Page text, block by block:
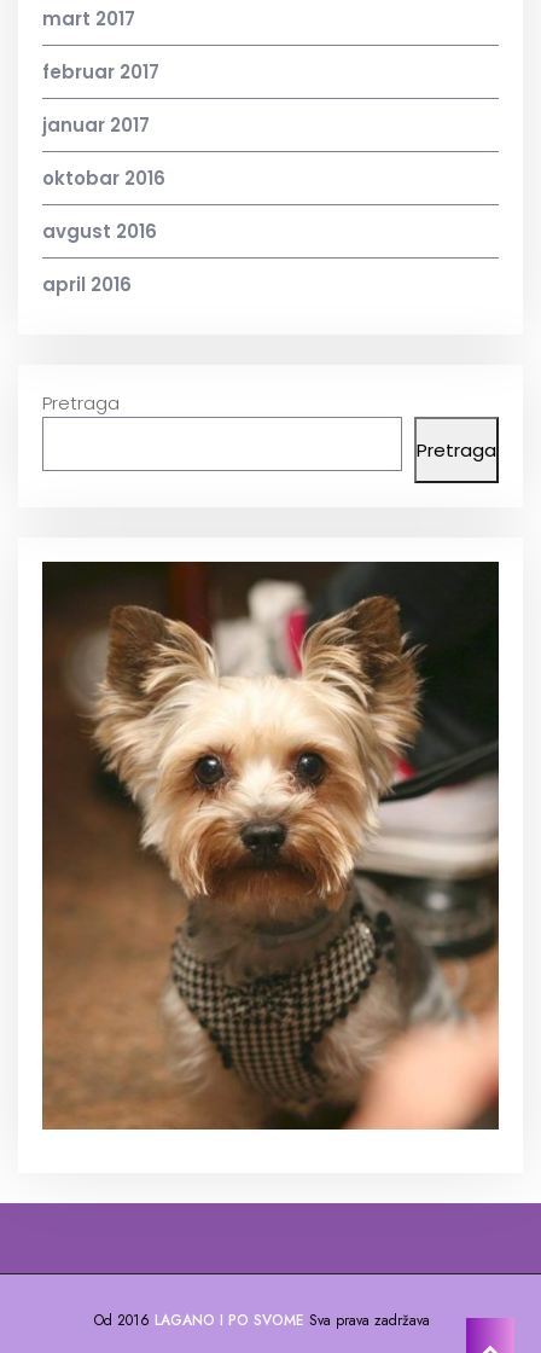
mart 2017
februar 2017
januar 2017
oktobar 2016
avgust 2016
april 2016
Pretraga
Pretraga
Od 2016 LAGANO I PO SVOME Sva prava zadržava